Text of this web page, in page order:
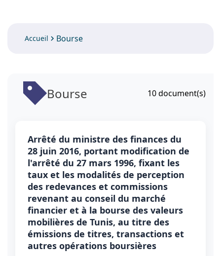
Accueil Bourse
Bourse 10document(s)
Arrêté du ministre des finances du
28 juin 2016, portant modification de
l'arrêté du 27 mars 1996, fixant les
taux et les modalités de perception
des redevances et commissions
revenant au conseil du marché
financier et à la bourse des valeurs
mobilières de Tunis, au titre des
émissions de titres, transactions et
autres opérations boursières